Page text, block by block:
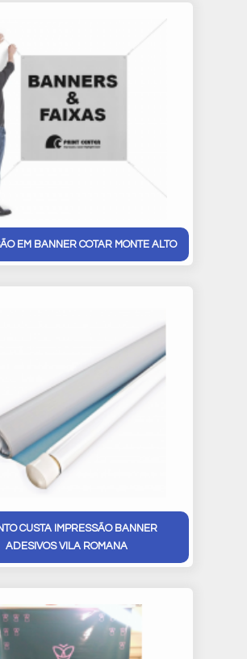
EM BANNER COTAR MONTE ALTO
CUSTA IMPRESSÃO BANNER
ADESIVOS VILA ROMANA